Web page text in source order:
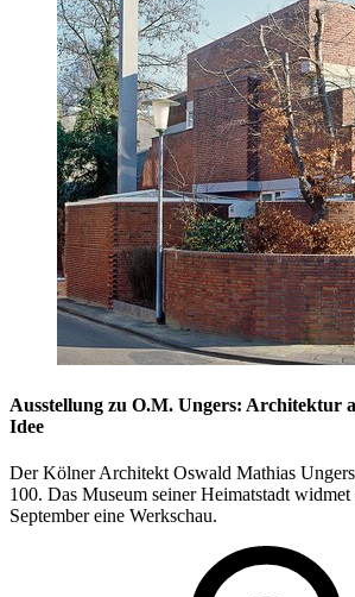
Ausstellung zu O.M. Ungers: Architektur
Idee
Der Kölner Architekt Oswald Mathias
100. Das Museum seiner Heimatstadt
September eine Werkschau.